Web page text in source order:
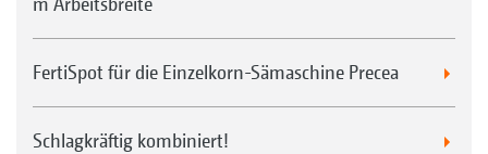
FertiSpot für die Einzelkorn-Sämaschine Precea
Schlagkräftig kombiniert!